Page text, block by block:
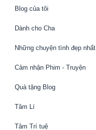
Blog của tôi
Dành cho Cha
Những chuyện tình đẹp nhất
Cảm nhận Phim - Truyện
Quà tặng Blog
Tâm Lí
Tâm Trí tuệ